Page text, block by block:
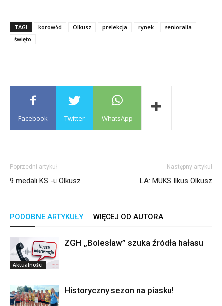
TAGI korowód Olkusz prelekcja rynek
senioralia
święto
Facebook Twitter WhatsApp
Poprzedni artykuł
9 medali KS -u Olkusz
Następny artykuł
LA: MUKS Ilkus Olkusz
PODOBNE ARTYKUŁY WIĘCEJ OD AUTORA
Aktualności
ZGH „Bolesław” szuka źródła hałasu
Historyczny sezon na piasku!